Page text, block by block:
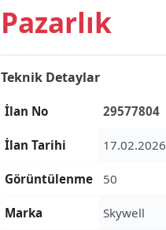
Pazarlık
Teknik Detaylar
İlan No 29577804
İlan Tarihi 17.02.2026
Görüntülenme 50
Marka Skywell